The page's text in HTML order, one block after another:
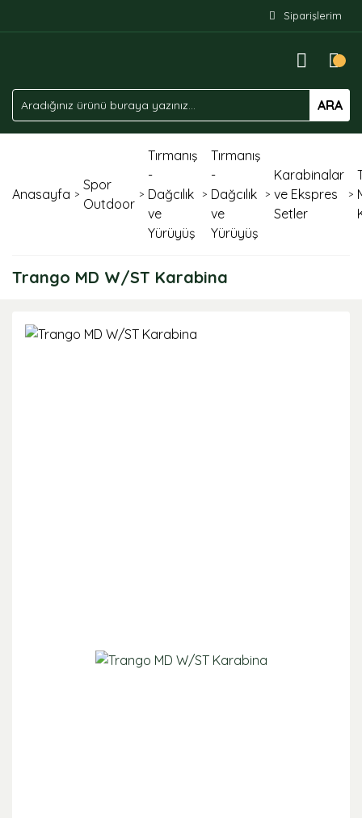
Siparişlerim
ARA
Anasayfa
Spor
Outdoor
Tırmanış
-
Dağcılık
ve
Yürüyüş
Tırmanış
-
Dağcılık
ve
Yürüyüş
Karabinalar
ve Ekspres
Setler
Trango MD W/ST Karabina